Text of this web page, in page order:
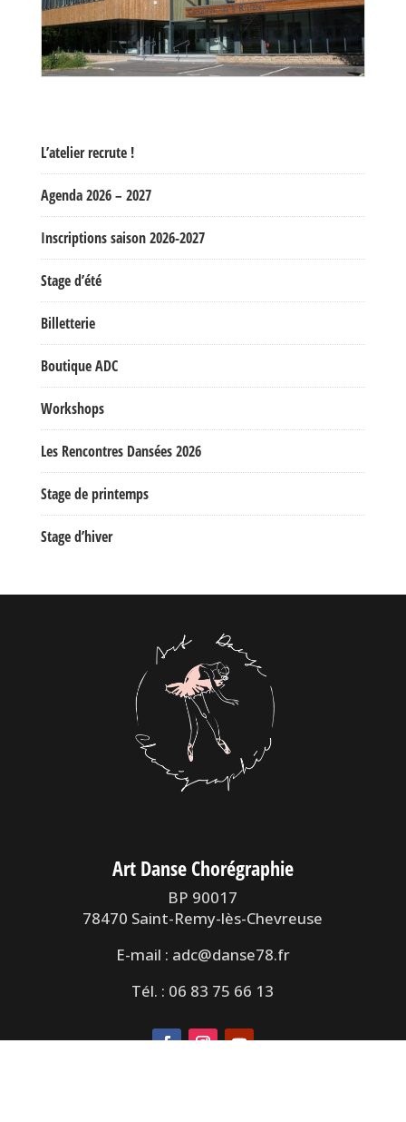
L’atelier recrute !
Agenda 2026 – 2027
Inscriptions saison 2026-2027
Stage d’été
Billetterie
Boutique ADC
Workshops
Les Rencontres Dansées 2026
Stage de printemps
Stage d’hiver
Art Danse Chorégraphie
BP 90017
78470 Saint-Remy-lès-Chevreuse
E-mail : adc@danse78.fr
Tél. : 06 83 75 66 13